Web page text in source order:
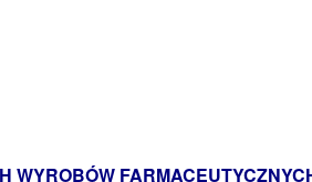
WYROBÓW